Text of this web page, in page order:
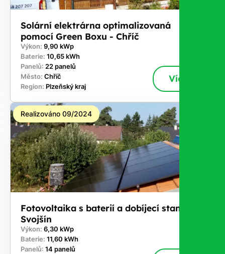
Solární elektrárna optimalizovaná
pomocí Green Boxu - Chříč
Výkon: 9,90 kWp
Baterie: 10,65 kWh
Panelů: 22 panelů
Město: Chříč
Region: Plzeňský kraj
Více
Realizováno 09/2024
Fotovoltaika s baterií a dobíjecí stanici -
Svojšín
Výkon: 6,30 kWp
Baterie: 11,60 kWh
Panelů: 14 panelů